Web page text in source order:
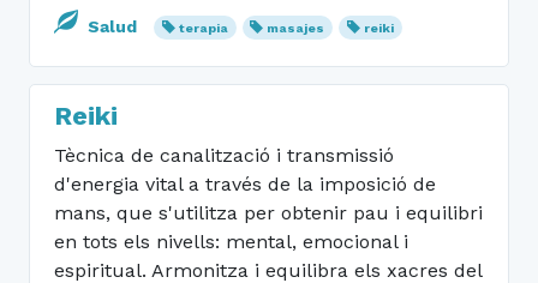
Salud terapia masajes reiki
Reiki
Tècnica de canalització i transmissió
d'energia vital a través de la imposició de
mans, que s'utilitza per obtenir pau i equilibri
en tots els nivells: mental, emocional i
espiritual. Armonitza i equilibra els xacres del